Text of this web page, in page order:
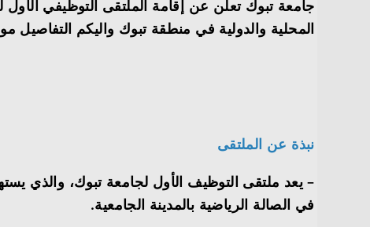
جامعة تبوك تعلن عن إقامة الملتقى التوظيفي
المحلية والدولية في منطقة تبوك واليكم التفاصيل
نبذة عن الملتقى
– يعد ملتقى التوظيف الأول لجامعة تبوك، والذي
في الصالة الرياضية بالمدينة الجامعية.